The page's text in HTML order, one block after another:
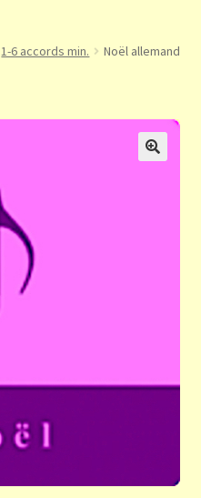
1-6 accords min.
Noël allemand